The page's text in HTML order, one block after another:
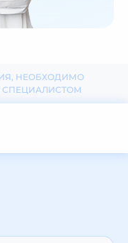
НЕОБХОДИМО
СПЕЦИАЛИСТОМ